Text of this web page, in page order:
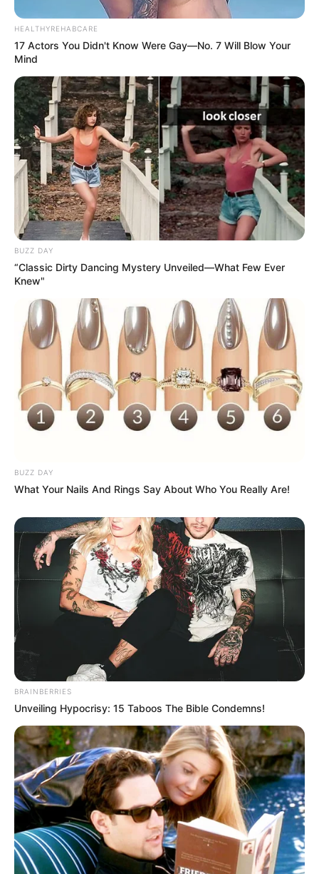
com fita adesiva.
5. Para decorar a garrafa, cubra a parte central
com papel estampado; corte uma folha A4 no
sentido do comprimento pregue-a com fita
adesiva.
6. Em seguida, crie um rótulo personalizado para
colar por cima do papel estampado.
HEALTHYREHABCARE
17 Actors You Didn't Know Were Gay—No. 7 Will Blow Your
Mind
BUZZ DAY
“Classic Dirty Dancing Mystery Unveiled—What Few Ever
Knew"
BUZZ DAY
What Your Nails And Rings Say About Who You Really Are!
BRAINBERRIES
Unveiling Hypocrisy: 15 Taboos The Bible Condemns!